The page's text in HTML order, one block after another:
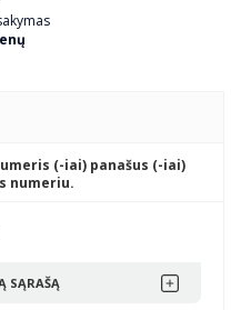
(-iai) panašus (-iai)
numeriu.
SĄRAŠĄ